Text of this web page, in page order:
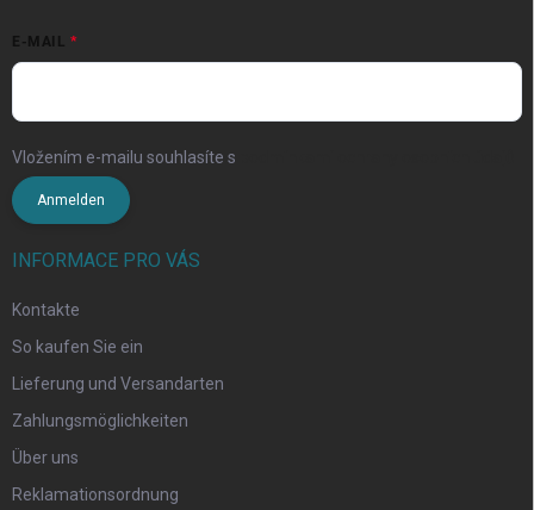
E-MAIL
Vložením e-mailu souhlasíte s
Anmelden
INFORMACE PRO VÁS
Kontakte
So kaufen Sie ein
Lieferung und Versandarten
Zahlungsmöglichkeiten
Über uns
Reklamationsordnung